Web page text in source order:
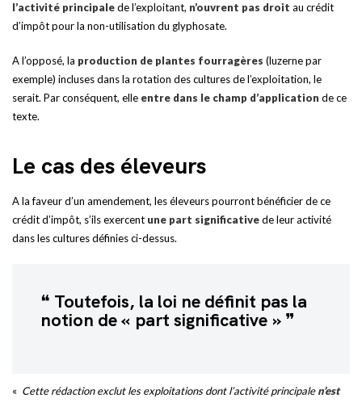
l’activité principalede l’exploitant, n’ouvrent pas droit au crédit
d’impôt pour la non-utilisation du glyphosate.
A l’opposé, la production de plantes fourragères (luzerne par
exemple) incluses dans la rotation des cultures de l’exploitation, le
serait. Par conséquent, elle entre dans le champ d’application de ce
texte.
Le cas des éleveurs
A la faveur d’un amendement, les éleveurs pourront bénéficier de ce
crédit d’impôt, s’ils exercent une part significativede leur activité
dans les cultures définies ci-dessus.
Toutefois, la loi ne définit pas la
notion de « part significative »
« Cette rédaction exclut les exploitations dont l’activité principalen’est